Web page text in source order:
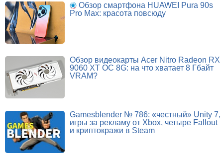
Обзор смартфона HUAWEI Pura 90s
Pro Max: красота повсюду
Обзор видеокарты Acer Nitro Radeon RX
9060 XT OC 8G: на что хватает 8 Гбайт
VRAM?
Gamesblender № 786: «честный» Unity 7,
игры за рекламу от Xbox, четыре Fallout
и криптокражи в Steam